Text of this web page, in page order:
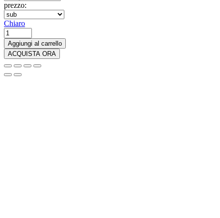
prezzo:
Chiaro
LEGO
City
Inseguimento
Motoscafo
Polizia
quantità
Aggiungi al carrello
ACQUISTA ORA